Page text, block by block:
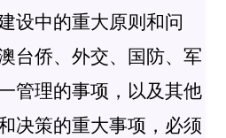
设中的重大原则和问
台侨、外交、国防、军
管理的事项，以及其他
决策的重大事项，必须